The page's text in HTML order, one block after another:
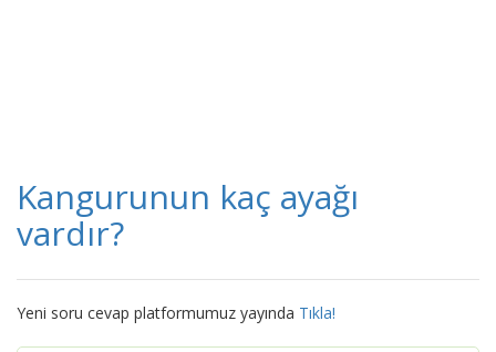
Kangurunun kaç ayağı
vardır?
Yeni soru cevap platformumuz yayında Tıkla!